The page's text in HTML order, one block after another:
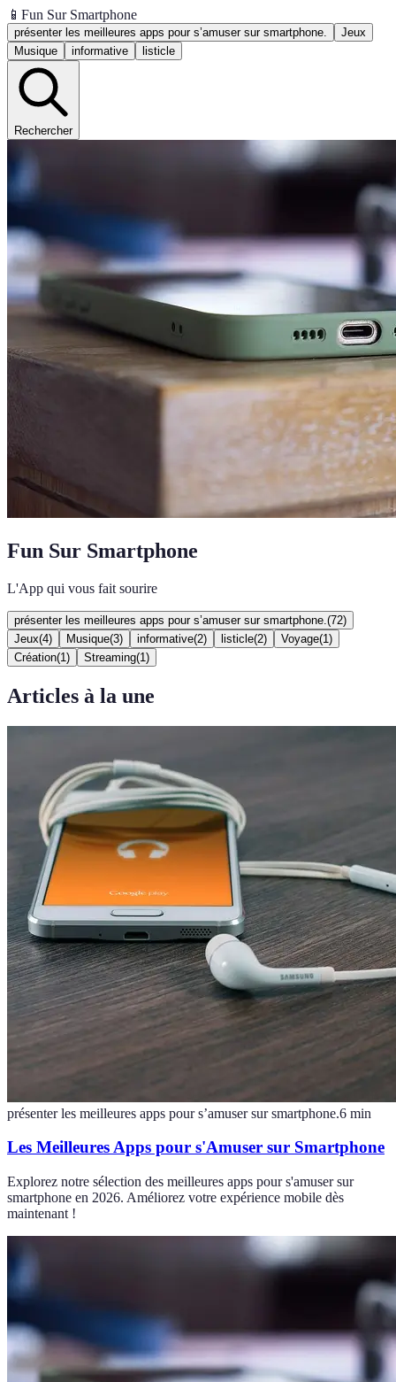
📱 Fun Sur Smartphone
présenter les meilleures apps pour s’amuser sur smartphone.
Jeux
Musique
informative listicle
Rechercher
Fun Sur Smartphone
L'App qui vous fait sourire
présenter les meilleures apps pour s’amuser sur smartphone. (72)
Jeux(4) Musique(3) informative(2) listicle(2) Voyage(1 )
Création(1 ) Streaming(1 )
Articles à la une
présenter les meilleures apps pour s’amuser sur smartphone.6 min
Les Meilleures Apps pour s'Amuser sur Smartphone
Explorez notre sélection des meilleures apps pour s'amuser sur
smartphone en 2026. Améliorez votre expérience mobile dès
maintenant !